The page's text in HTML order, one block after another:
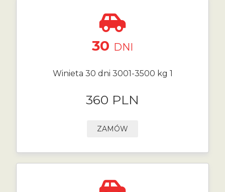
30 DNI
Winieta 30 dni 3001-3500 kg 1
360 PLN
ZAMÓW